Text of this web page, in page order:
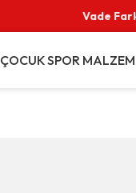
Vade Farksız 3 Taksit
ÇOCUKSPOR